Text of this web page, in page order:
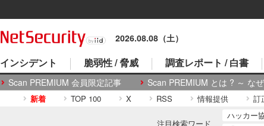
2026.08.08（土）
Scan PREMIUM 会員限定記事 Scan PREMIUM とは ? ～ な
インシデント 脆弱性 / 脅威 調査レポート / 白書
新着 TOP 100 X RSS 情報提供 訂
注目検索ワード
ハッカー